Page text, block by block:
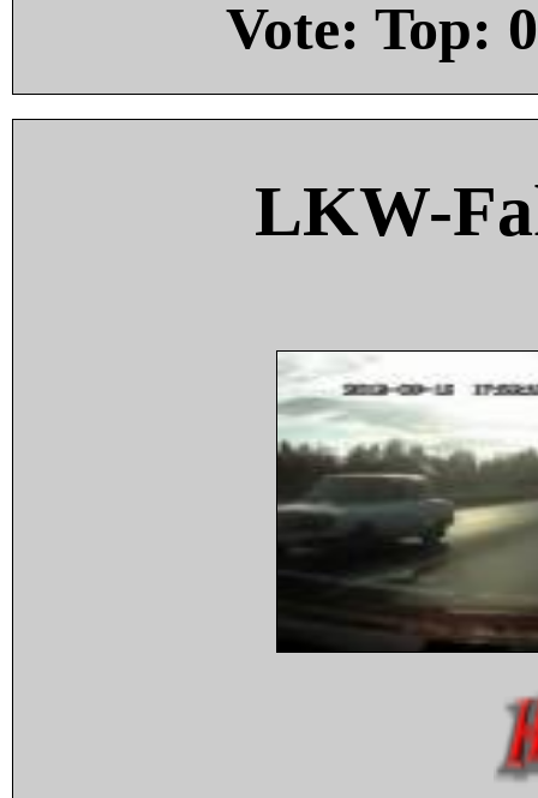
Vote: Top: 0
LKW-